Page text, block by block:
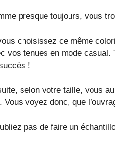
presque toujours, vous
choisissez ce même
vos tenues en mode casual.
!
selon votre taille, vous
Vous voyez donc, que
pas de faire un